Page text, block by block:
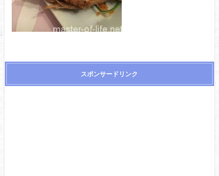
スポンサードリンク